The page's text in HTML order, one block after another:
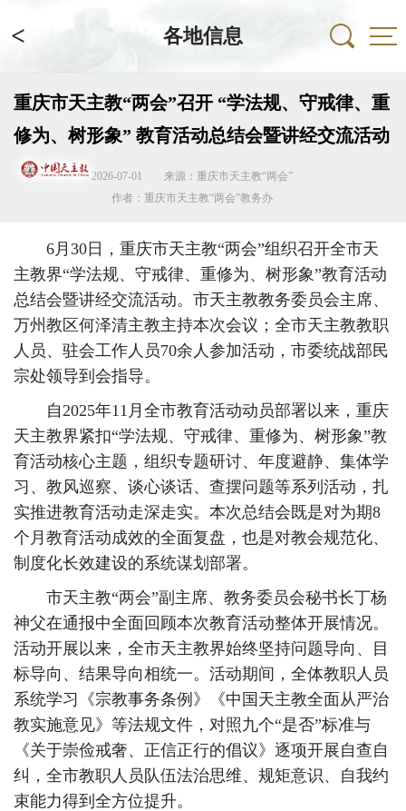
< 各地信息
重庆市天主教“两会”召开 “学法规、守戒律、重
修为、树形象” 教育活动总结会暨讲经交流活动
2026-07-01
来源：重庆市天主教“两会”
作者：重庆市天主教“两会”教务办
6月30日，重庆市天主教“两会”组织召开全市天
主教界“学法规、守戒律、重修为、树形象”教育活动
总结会暨讲经交流活动。市天主教教务委员会主席、
万州教区何泽清主教主持本次会议；全市天主教教职
人员、驻会工作人员70余人参加活动，市委统战部民
宗处领导到会指导。
自2025年11月全市教育活动动员部署以来，重庆
天主教界紧扣“学法规、守戒律、重修为、树形象”教
育活动核心主题，组织专题研讨、年度避静、集体学
习、教风巡察、谈心谈话、查摆问题等系列活动，扎
实推进教育活动走深走实。本次总结会既是对为期8
个月教育活动成效的全面复盘，也是对教会规范化、
制度化长效建设的系统谋划部署。
市天主教“两会”副主席、教务委员会秘书长丁杨
神父在通报中全面回顾本次教育活动整体开展情况。
活动开展以来，全市天主教界始终坚持问题导向、目
标导向、结果导向相统一。活动期间，全体教职人员
系统学习《宗教事务条例》《中国天主教全面从严治
教实施意见》等法规文件，对照九个“是否”标准与
《关于崇俭戒奢、正信正行的倡议》逐项开展自查自
纠，全市教职人员队伍法治思维、规矩意识、自我约
束能力得到全方位提升。